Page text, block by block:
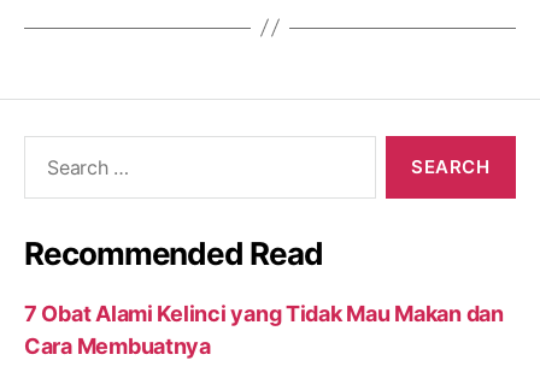
Recommended Read
7 Obat Alami Kelinci yang Tidak Mau Makan dan
Cara Membuatnya